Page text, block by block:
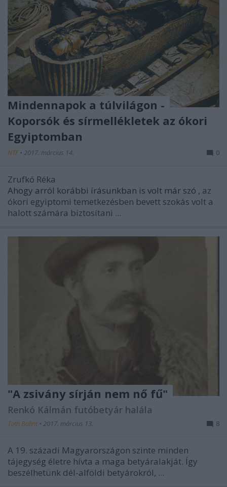
Mindennapok a túlvilágon -
Koporsók és sírmellékletek az ókori
Egyiptomban
NTF • 2017. március 14. 0
Zrufkó Réka
Ahogy arról korábbi írásunkban is volt már szó , az
ókori egyiptomi temetkezésben bevett szokás volt a
halott számára biztosítani ...
"A zsivány sírján nem nő fű"
Renkó Kálmán futóbetyár halála
Toth Balint • 2017. március 13. 8
A 19. századi Magyarországon szinte minden
tájegység életre hívta a maga betyáralakját. Így
beszélhetünk dél-alföldi betyárokról, ...